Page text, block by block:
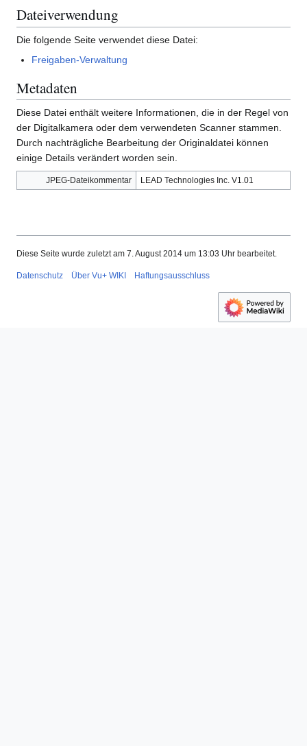
Dateiverwendung
Die folgende Seite verwendet diese Datei:
Freigaben-Verwaltung
Metadaten
Diese Datei enthält weitere Informationen, die in der Regel von
der Digitalkamera oder dem verwendeten Scanner stammen.
Durch nachträgliche Bearbeitung der Originaldatei können
einige Details verändert worden sein.
JPEG-Dateikommentar LEAD Technologies Inc. V1.01
Diese Seite wurde zuletzt am 7. August 2014 um 13:03 Uhr bearbeitet.
Datenschutz Über Vu+ WIKI Haftungsausschluss